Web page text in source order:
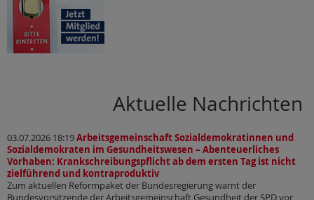
Aktuelle Nachrichten
03.07.2026 18:19Arbeitsgemeinschaft Sozialdemokratinnen und
Sozialdemokraten im Gesundheitswesen – Abenteuerliches
Vorhaben: Krankschreibungspflicht ab dem ersten Tag ist nicht
zielführend und kontraproduktiv
Zum aktuellen Reformpaket der Bundesregierung warnt der